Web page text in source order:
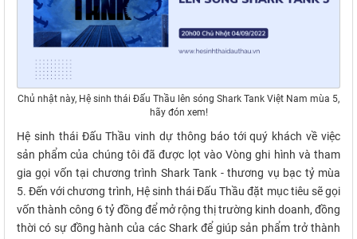
Chủ nhật này, Hệ sinh thái Đấu Thầu lên sóng Shark Tank Việt Nam mùa 5,
hãy đón xem!
Hệ sinh thái Đấu Thầu vinh dự thông báo tới quý khách về việc
sản phẩm của chúng tôi đã được lọt vào Vòng ghi hình và tham
gia gọi vốn tại chương trình Shark Tank - thương vụ bạc tỷ mùa
5. Đến với chương trình, Hệ sinh thái Đấu Thầu đặt mục tiêu sẽ gọi
vốn thành công 6 tỷ đồng để mở rộng thị trường kinh doanh, đồng
thời có sự đồng hành của các Shark để giúp sản phẩm trở thành